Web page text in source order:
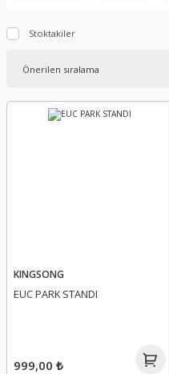
Stoktakiler
KINGSONG
EUC PARK STANDI
999,00 ₺